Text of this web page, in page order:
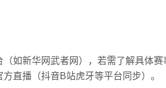
如新华网武者网），若需了解具体赛
直播（抖音B站虎牙等平台同步）。